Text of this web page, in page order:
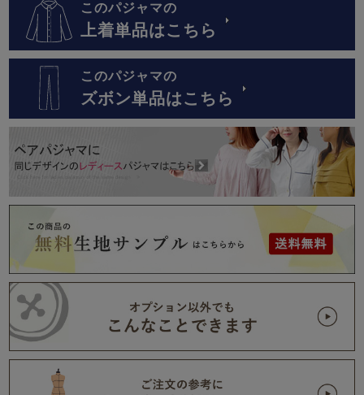
このパジャマの
上着単品はこちら
このパジャマの
ズボン単品はこちら